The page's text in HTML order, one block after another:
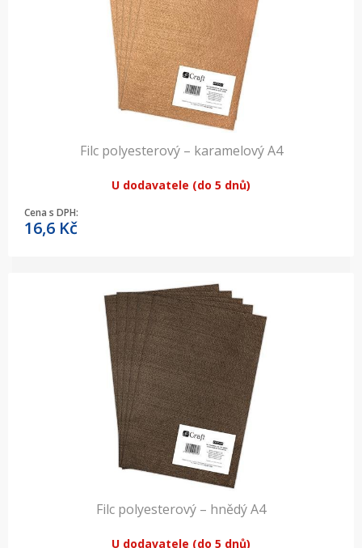
Filc polyesterový – karamelový A4
U dodavatele (do 5 dnů)
Cena s DPH:
16,6 Kč
Filc polyesterový – hnědý A4
U dodavatele (do 5 dnů)